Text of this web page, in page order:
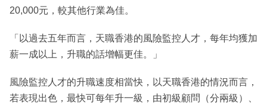
20,000元，較其他行業為佳。
「以過去五年而言，天職香港的風險監控人才，每年均獲加
薪一成以上，升職的話增幅更佳。」
風險監控人才的升職速度相當快，以天職香港的情況而言，
若表現出色，最快可每年升一級，由初級顧問（分兩級）、